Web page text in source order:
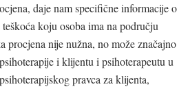
daje nam specifične informacije o
koju osoba ima na području
procjena nije nužna, no može značajno
i klijentu i psihoterapeutu u
pravca za klijenta,